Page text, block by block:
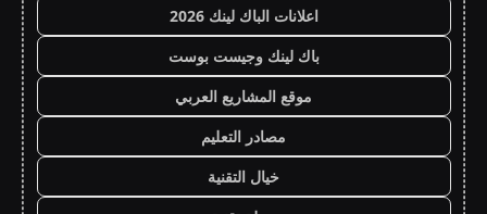
اعلانات الباك لينك 2026
باك لينك وجيست بوست
موقع المشاريع العربي
مصادر التعليم
خيال التقنية